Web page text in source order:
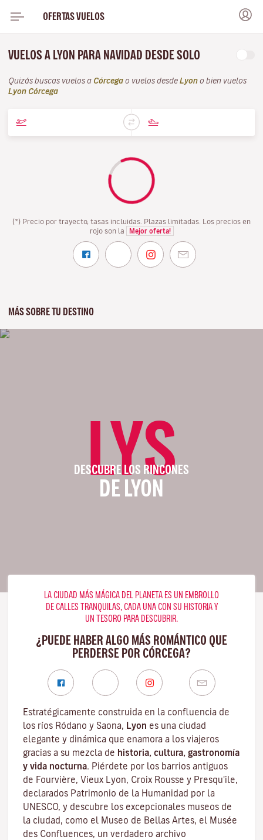
OFERTAS VUELOS
VUELOS A LYON PARA NAVIDAD DESDE SOLO
Quizás buscas vuelos a Córcega o vuelos desde Lyon o bien vuelos
Lyon Córcega
(*) Precio por trayecto, tasas incluidas. Plazas limitadas. Los precios en
rojo son la
Mejor oferta!
MÁS SOBRE TU DESTINO
LYS
DESCUBRE LOS RINCONES
DE LYON
LA CIUDAD MÁS MÁGICA DEL PLANETA ES UN EMBROLLO
DE CALLES TRANQUILAS, CADA UNA CON SU HISTORIA Y
UN TESORO PARA DESCUBRIR.
¿PUEDE HABER ALGO MÁS ROMÁNTICO QUE
PERDERSE POR CÓRCEGA?
Estratégicamente construida en la confluencia de
los ríos Ródano y Saona, Lyon es una ciudad
elegante y dinámica que enamora a los viajeros
gracias a su mezcla de historia, cultura, gastronomía
y vida nocturna. Piérdete por los barrios antiguos
de Fourvière, Vieux Lyon, Croix Rousse y Presqu'ile,
declarados Patrimonio de la Humanidad por la
UNESCO, y descubre los excepcionales museos de
la ciudad , como el Museo de Bellas Artes, el Musée
des Confluences, un verdadero archivo